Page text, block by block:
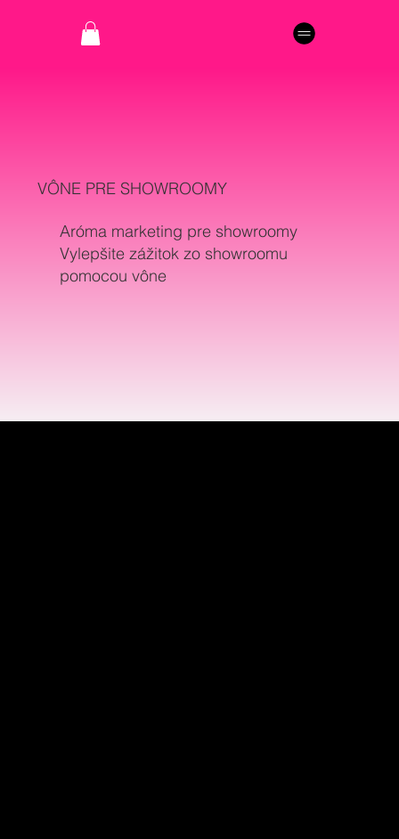
VÔNE PRE SHOWROOMY
Aróma marketing pre showroomy
Vylepšite zážitok zo showroomu
pomocou vône